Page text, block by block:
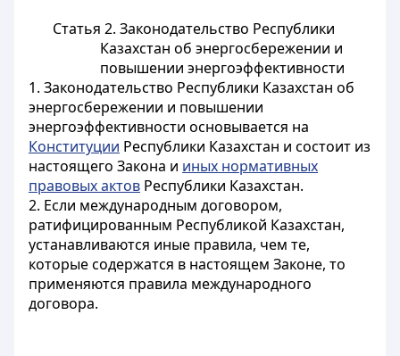
Статья 2. Законодательство Республики
Казахстан об энергосбережении и
повышении энергоэффективности
1. Законодательство Республики Казахстан об
энергосбережении и повышении
энергоэффективности основывается на
Конституции Республики Казахстан и состоит из
настоящего Закона и иных нормативных
правовых актов Республики Казахстан.
2. Если международным договором,
ратифицированным Республикой Казахстан,
устанавливаются иные правила, чем те,
которые содержатся в настоящем Законе, то
применяются правила международного
договора.